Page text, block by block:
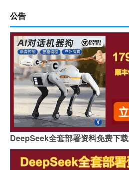
公告
DeepSeek全套部署资料免费下载